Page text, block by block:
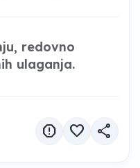
redovno
ulaganja.
report favorite share